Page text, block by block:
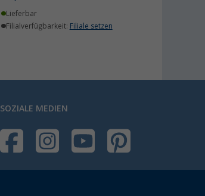
Lieferbar
Filialverfügbarkeit: Filiale setzen
SOZIALE MEDIEN